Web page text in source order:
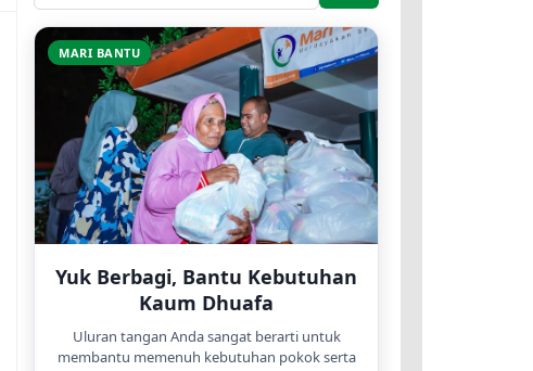
MARI BANTU
Yuk Berbagi, Bantu Kebutuhan
Kaum Dhuafa
Uluran tangan Anda sangat berarti untuk
membantu memenuh kebutuhan pokok serta